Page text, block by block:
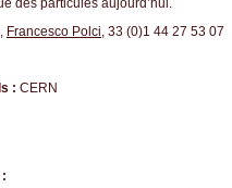
des particules aujourd’hui.
, Francesco Polci, 33 (0)1 44 27 53 07
: CERN